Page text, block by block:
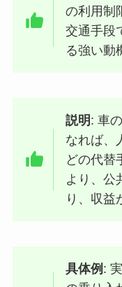
の利用制
交通手段
る強い動
説明 : 車
なれば、
どの代替
より、公
り、収益
具体例 :